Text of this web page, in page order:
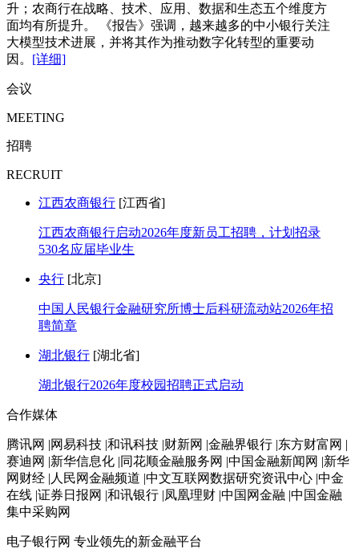
升；农商行在战略、技术、应用、数据和生态五个维度方
面均有所提升。 《报告》强调，越来越多的中小银行关注
大模型技术进展，并将其作为推动数字化转型的重要动
因。 [详细]
会议
MEETING
招聘
RECRUIT
江西农商银行 [江西省]
江西农商银行启动2026年度新员工招聘，计划招录
530名应届毕业生
央行 [北京]
中国人民银行金融研究所博士后科研流动站2026年招
聘简章
湖北银行 [湖北省]
湖北银行2026年度校园招聘正式启动
合作媒体
腾讯网 |网易科技 |和讯科技 |财新网 |金融界银行 |东方财富网 |
赛迪网 |新华信息化 |同花顺金融服务网 |中国金融新闻网 |新华
网财经 |人民网金融频道 |中文互联网数据研究资讯中心 |中金
在线 |证券日报网 |和讯银行 |凤凰理财 |中国网金融 |中国金融
集中采购网
电子银行网 专业领先的新金融平台